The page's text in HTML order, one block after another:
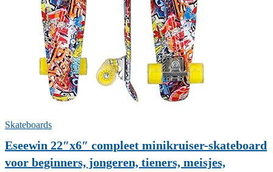
Skateboards
Eseewin 22″x6″ compleet minikruiser-skateboard
voor beginners, jongeren, tieners, meisjes,